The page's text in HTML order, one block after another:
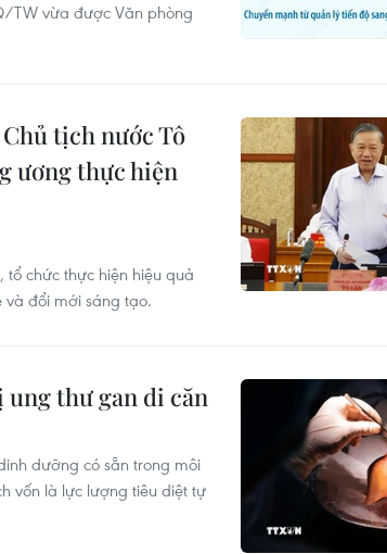
TW vừa được Văn phòng
tịch nước Tô
ương thực hiện
tổ chức thực hiện hiệu quả
và đổi mới sáng tạo.
thư gan di căn
dưỡng có sẵn trong môi
vốn là lực lượng tiêu diệt tự